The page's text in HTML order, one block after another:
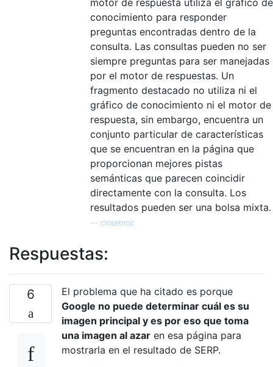
conocimiento para responder
preguntas encontradas dentro de la
consulta. Las consultas pueden no ser
siempre preguntas para ser manejadas
por el motor de respuestas. Un
fragmento destacado no utiliza ni el
gráfico de conocimiento ni el motor de
respuesta, sin embargo, encuentra un
conjunto particular de características
que se encuentran en la página que
proporcionan mejores pistas
semánticas que parecen coincidir
directamente con la consulta. Los
resultados pueden ser una bolsa mixta.
closetnoc
Respuestas:
6
El problema que ha citado es porque
Google no puede determinar cuál es su
imagen principal y es por eso que toma
una imagen al azar en esa página para
mostrarla en el resultado de SERP.